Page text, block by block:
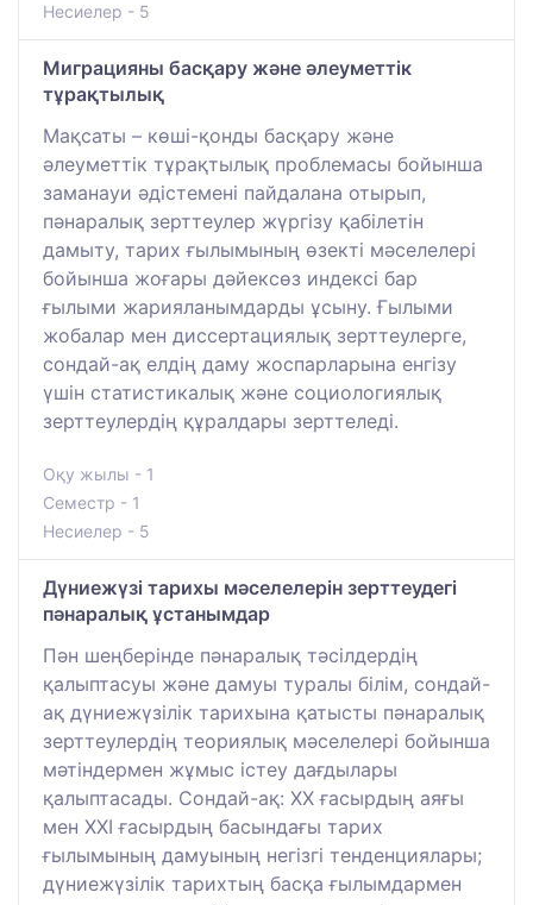
Несиелер - 5
Миграцияны басқару және әлеуметтік
тұрақтылық
Мақсаты – көші-қонды басқару және
әлеуметтік тұрақтылық проблемасы бойынша
заманауи әдістемені пайдалана отырып,
пәнаралық зерттеулер жүргізу қабілетін
дамыту, тарих ғылымының өзекті мәселелері
бойынша жоғары дәйексөз индексі бар
ғылыми жарияланымдарды ұсыну. Ғылыми
жобалар мен диссертациялық зерттеулерге,
сондай-ақ елдің даму жоспарларына енгізу
үшін статистикалық және социологиялық
зерттеулердің құралдары зерттеледі.
Оқу жылы - 1
Семестр - 1
Несиелер - 5
Дүниежүзі тарихы мәселелерін зерттеудегі
пәнаралық ұстанымдар
Пән шеңберінде пәнаралық тәсілдердің
қалыптасуы және дамуы туралы білім, сондай-
ақ дүниежүзілік тарихына қатысты пәнаралық
зерттеулердің теориялық мәселелері бойынша
мәтіндермен жұмыс істеу дағдылары
қалыптасады. Сондай-ақ: ХХ ғасырдың аяғы
мен ХХІ ғасырдың басындағы тарих
ғылымының дамуының негізгі тенденциялары;
дүниежүзілік тарихтың басқа ғылымдармен